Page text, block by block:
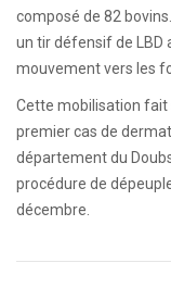
composé de 82
un tir défensif de LBD
mouvement vers les
Cette mobilisation fait
premier cas de
département du
procédure de
décembre.